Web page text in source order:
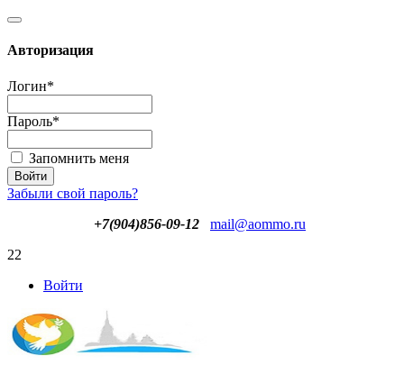
Авторизация
Логин*
Пароль*
Запомнить меня
Забыли свой пароль?
+7(904)856-09-12
mail@aommo.ru
22
Войти